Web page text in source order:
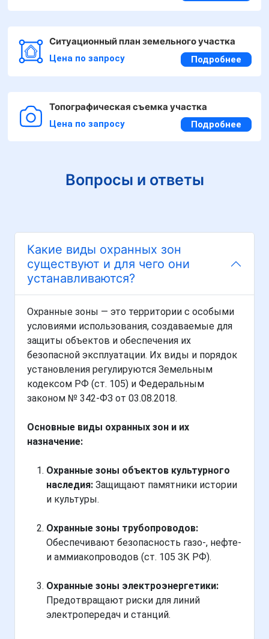
Ситуационный план земельного участка
Цена по запросу Подробнее
Топографическая съемка участка
Цена по запросу Подробнее
Вопросы и ответы
Какие виды охранных зон
существуют и для чего они
устанавливаются?
Охранные зоны — это территории с особыми
условиями использования, создаваемые для
защиты объектов и обеспечения их
безопасной эксплуатации. Их виды и порядок
установления регулируются Земельным
кодексом РФ (ст. 105) и Федеральным
законом № 342-ФЗ от 03.08.2018.
Основные виды охранных зон и их
назначение:
Охранные зоны объектов культурного
наследия: Защищают памятники истории
и культуры.
Охранные зоны трубопроводов:
Обеспечивают безопасность газо-, нефте-
и аммиакопроводов (ст. 105 ЗК РФ).
Охранные зоны электроэнергетики:
Предотвращают риски для линий
электропередач и станций.